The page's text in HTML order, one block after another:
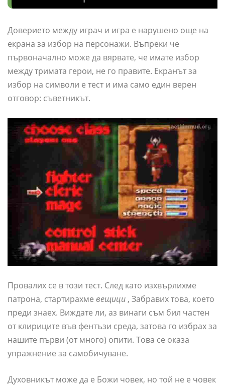
Доверието между играч и игра е нарушено още на
екрана за избор на персонажи. Въпреки че
първоначално може да вярвате, че имате избор
между тримата герои, не го правите. Екранът за
избор на символи е тест и има само един верен
отговор: съветникът.
Провалих се в този тест. След като изхвърлихме
патрона, стартирахме вещици , Забравих това, което
преди знаех. Виждате ли, аз винаги съм бил частен
от клириците във фентъзи среда, затова го избрах за
нашите първи (от много) опити. Това се оказа
упражнение за самобичуване.
Духовникът може да е Божи човек, но той не е човек